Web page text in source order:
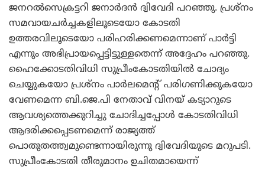
ജനറല്‍സെക്രട്ടറി ജനാര്‍ദന്‍ ദ്വിവേദി പറഞ്ഞു. പ്രശ്‌നം
സമവായചര്‍ച്ചകളിലൂടെയോ കോടതി
ഉത്തരവിലൂടെയോ പരിഹരിക്കണമെന്നാണ് പാര്‍ട്ടി
എന്നും അഭിപ്രായപ്പെട്ടിട്ടുള്ളതെന്ന് അദ്ദേഹം പറഞ്ഞു.
ഹൈക്കോടതിവിധി സുപ്രീംകോടതിയില്‍ ചോദ്യം
ചെയ്യുകയോ പ്രശ്‌നം പാര്‍ലമെന്റ് പരിഗണിക്കുകയോ
വേണമെന്ന ബി.ജെ.പി നേതാവ് വിനയ് കട്യാറുടെ
ആവശ്യത്തെക്കുറിച്ചു ചോദിച്ചപ്പോള്‍ കോടതിവിധി
ആദരിക്കപ്പെടണമെന്ന് രാജ്യത്ത്
പൊതുതത്ത്വമുണ്ടെന്നായിരുന്നു ദ്വിവേദിയുടെ മറുപടി.
സുപ്രീംകോടതി തീരുമാനം ഉചിതമായെന്ന്